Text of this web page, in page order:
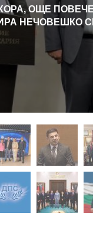
ОЩЕ
НЕЧОВЕШКО